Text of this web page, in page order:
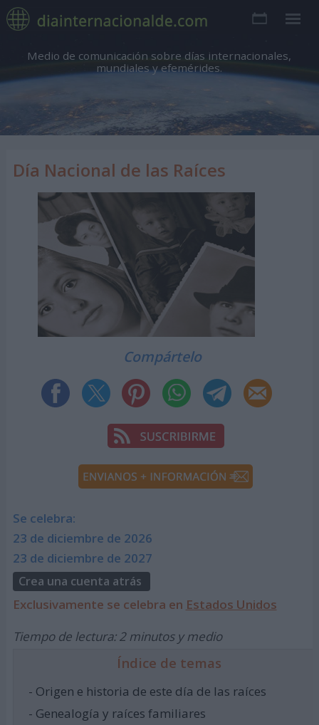
Medio de comunicación sobre días internacionales,
mundiales y efemérides.
Día Nacional de las Raíces
Compártelo
Se celebra:
23 de diciembre de 2026
23 de diciembre de 2027
Crea una cuenta atrás
Exclusivamente se celebra en Estados Unidos
Tiempo de lectura: 2 minutos y medio
Índice de temas
- Origen e historia de este día de las raíces
- Genealogía y raíces familiares